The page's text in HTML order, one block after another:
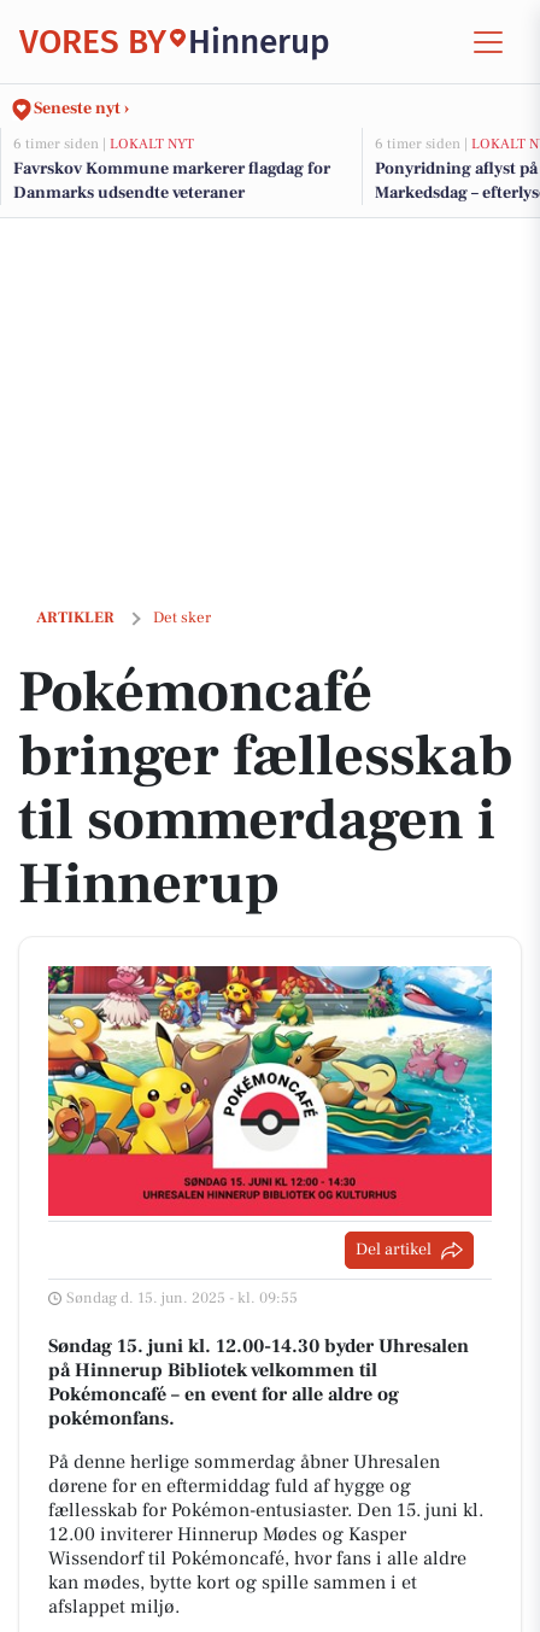
VORES BY Hinnerup
Seneste nyt ›
6 timer siden | LOKALT NYT
Favrskov Kommune markerer flagdag for
Danmarks udsendte veteraner
6 timer siden | LOKALT
Ponyridning aflyst
Markedsdag –
ARTIKLER Det sker
Pokémoncafé bringer fællesskab til sommerdagen i Hinnerup
Pokémoncafé
bringer fællesskab
til sommerdagen i
Hinnerup
Del artikel
Søndag d. 15. jun. 2025 - kl. 09:55
Søndag 15. juni kl. 12.00-14.30 byder Uhresalen
på Hinnerup Bibliotek velkommen til
Pokémoncafé – en event for alle aldre og
pokémonfans.
På denne herlige sommerdag åbner Uhresalen
dørene for en eftermiddag fuld af hygge og
fællesskab for Pokémon-entusiaster. Den 15. juni kl.
12.00 inviterer Hinnerup Mødes og Kasper
Wissendorf til Pokémoncafé, hvor fans i alle aldre
kan mødes, bytte kort og spille sammen i et
afslappet miljø.